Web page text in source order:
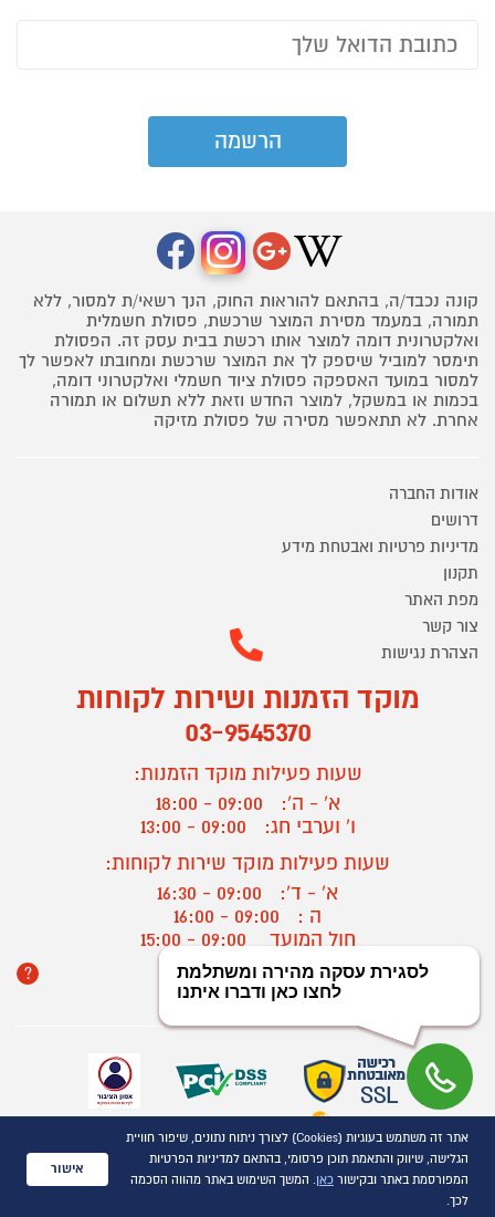
קונה נכבד/ה, בהתאם להוראות החוק, הנך רשאי/ת למסור, ללא
תמורה, במעמד מסירת המוצר שרכשת, פסולת חשמלית
ואלקטרונית דומה למוצר אותו רכשת בבית עסק זה. הפסולת
תימסר למוביל שיספק לך את המוצר שרכשת ומחובתו לאפשר לך
למסור במועד האספקה פסולת ציוד חשמלי ואלקטרוני דומה,
בכמות או במשקל, למוצר החדש וזאת ללא תשלום או תמורה
אחרת. לא תתאפשר מסירה של פסולת מזיקה
אודות החברה
דרושים
מדיניות פרטיות ואבטחת מידע
תקנון
מפת האתר
צור קשר
הצהרת נגישות
מוקד הזמנות ושירות לקוחות
03-9545370
שעות פעילות מוקד הזמנות:
א' - ה':
09:00 - 18:00
ו' וערבי חג:
09:00 - 13:00
שעות פעילות מוקד שירות לקוחות:
א' - ד':
09:00 - 16:30
ה :
09:00 - 16:00
חול המועד
? יצירת קשר/ביטול הזמנה
כל הזכויות שמורות P1000© 2021
התמונות להמחשה בלבד
ט.ל.ח.
אתר זה משתמש בעוגיות (Cookies) לצורך ניתוח נתונים, שיפור חוויית
הגלישה, שיווק והתאמת תוכן פרסומי, בהתאם למדיניות הפרטיות
המפורסמת באתר ובקישור כאן. המשך השימוש באתר מהווה הסכמה
לכך.
אישור